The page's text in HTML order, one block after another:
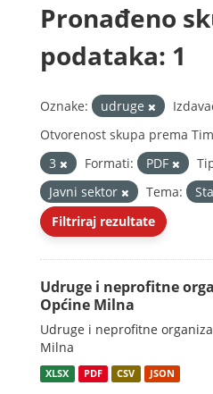
Pronađeno
podataka: 1
Oznake: udruge
Otvorenost skupa prema
3
Formati: PDF
Javni sektor
Tema:
Filtriraj rezultate
Udruge i neprofitne
Općine Milna
Udruge i neprofitne
Milna
XLSX PDF CSV JSON